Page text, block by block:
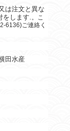
は注文と異な
をします.。こ
6136)ご連絡く
田水産